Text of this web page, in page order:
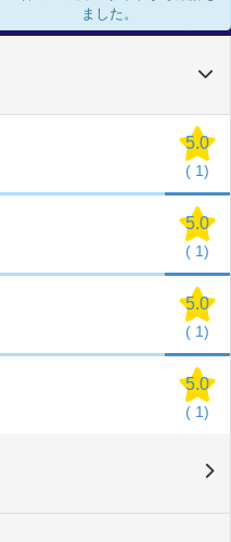
ました。
5.0
( 1)
5.0
( 1)
5.0
( 1)
5.0
( 1)